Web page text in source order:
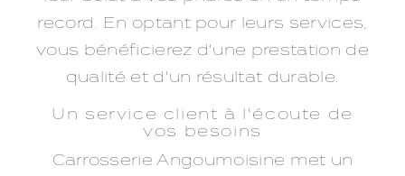
record. En optant pour leurs services,
vous bénéficierez d'une prestation de
qualité et d'un résultat durable.
Un service client à l'écoute de
vos besoins
Carrosserie Angoumoisine met un